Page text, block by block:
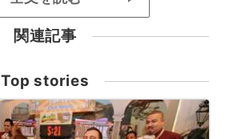
関連記事
Top stories